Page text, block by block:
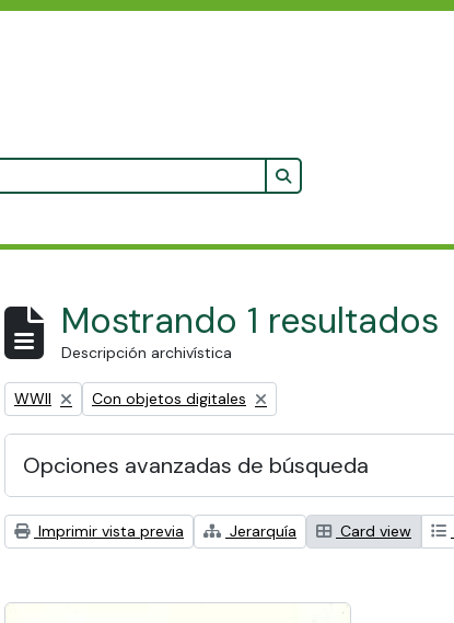
Search in browse page
Mostrando 1 resultados
Descripción archivística
Remove filter:
WWII Remove filter:
Con objetos digitales
Opciones avanzadas de búsqueda
Imprimir vista previa Jerarquía Card view